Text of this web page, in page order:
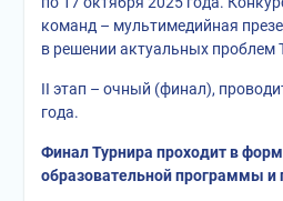
команд – мультимедийная
в решении актуальных проблем
II этап – очный (финал),
года.
Финал Турнира проходит в
образовательной программы и